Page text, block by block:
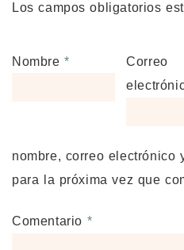
Los campos obligatorios
Nombre*
Correo
nombre, correo electrónico
para la próxima vez que
Comentario *